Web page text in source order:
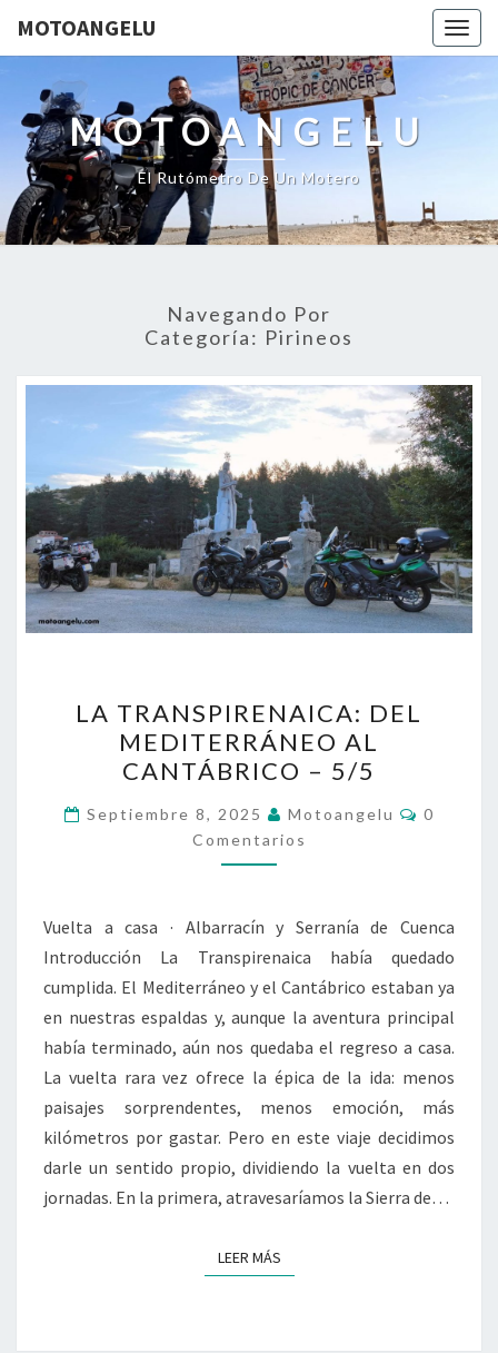
MOTOANGELU
MOTOANGELU
El Rutómetro De Un Motero
Navegando Por
Categoría: Pirineos
TRANSPIRENAICA:
DEL
MEDITERRÁNEO
AL
CANTÁBRICO
–
LA TRANSPIRENAICA: DEL
MEDITERRÁNEO AL
CANTÁBRICO – 5/5
Septiembre 8, 2025 Motoangelu
0
Comentarios
Vuelta a casa · Albarracín y Serranía de Cuenca
Introducción La Transpirenaica había quedado
cumplida. El Mediterráneo y el Cantábrico estaban ya
en nuestras espaldas y, aunque la aventura principal
había terminado, aún nos quedaba el regreso a casa.
La vuelta rara vez ofrece la épica de la ida: menos
paisajes sorprendentes, menos emoción, más
kilómetros por gastar. Pero en este viaje decidimos
darle un sentido propio, dividiendo la vuelta en dos
jornadas. En la primera, atravesaríamos la Sierra de…
LEER MÁSLEER MÁS